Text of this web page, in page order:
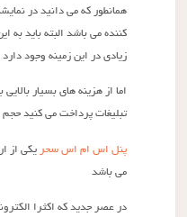
همانطور که می دانید در
کننده می باشد البته باید به
زیادی در این زمینه وجود دارد
اما از هزینه های بسیار بالایی
تبلیغات پرداخت می کنید حجم
پنل اس ام اس سحریکی از
می باشد
در عصر جدید که اکثرا